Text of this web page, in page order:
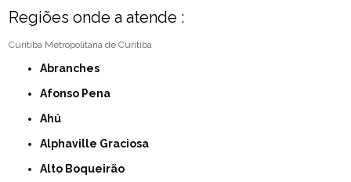
Regiões onde a atende :
Curitiba Metropolitana de Curitiba
Abranches
Afonso Pena
Ahú
Alphaville Graciosa
Alto Boqueirão